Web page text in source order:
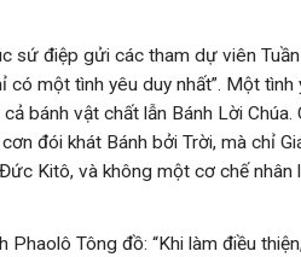
sứ điệp gửi các tham dự viên
có một tình yêu duy nhất”. Một tình
bánh vật chất lẫn Bánh Lời
đói khát Bánh bởi Trời, mà chỉ
Kitô, và không một cơ chế nhân
Phaolô Tông đồ: “Khi làm điều